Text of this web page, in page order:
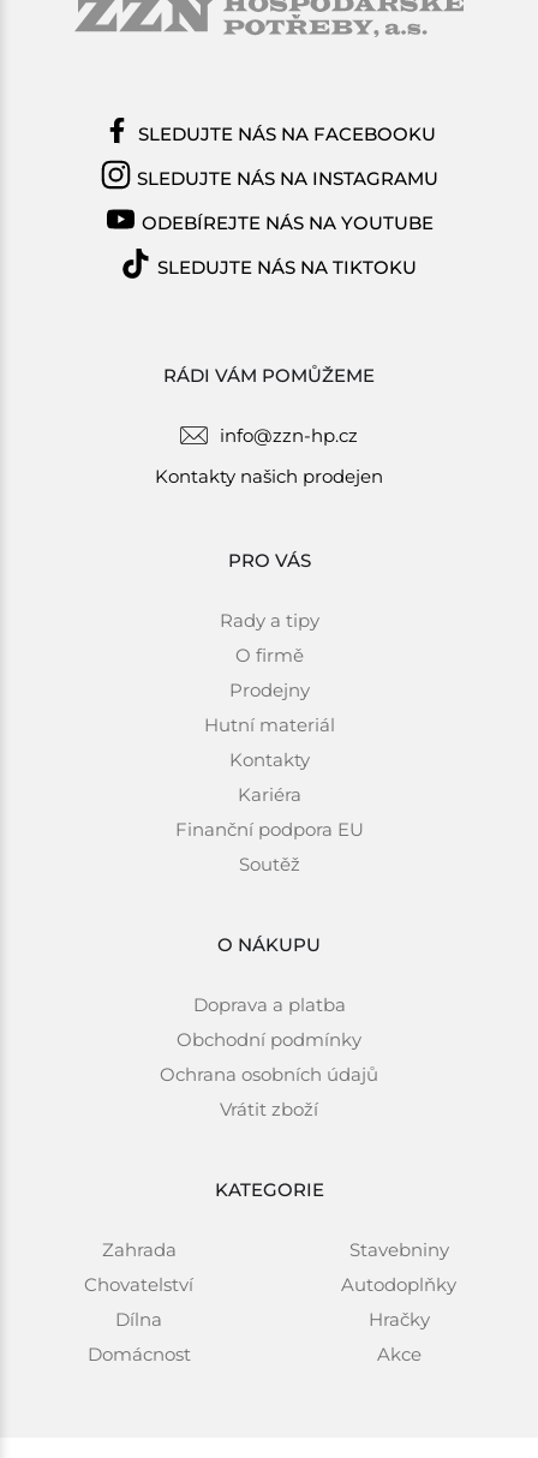
RÁDI VÁM POMŮŽEME
info@zzn-hp.cz
Kontakty našich prodejen
PRO VÁS
Rady a tipy
O firmě
Prodejny
Hutní materiál
Kontakty
Kariéra
Finanční podpora EU
Soutěž
O NÁKUPU
Doprava a platba
Obchodní podmínky
Ochrana osobních údajů
Vrátit zboží
KATEGORIE
Zahrada
Chovatelství
Dílna
Domácnost
Stavebniny
Autodoplňky
Hračky
Akce
SLEDUJTE NÁS NA FACEBOOKU
SLEDUJTE NÁS NA INSTAGRAMU
ODEBÍREJTE NÁS NA YOUTUBE
SLEDUJTE NÁS NA TIKTOKU